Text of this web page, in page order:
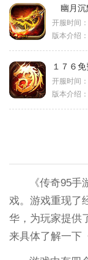
幽月
开服时间：
版本介绍：
１７６
开服时间：
版本介绍：
《传奇95
戏。游戏重现了
华，为玩家提供
来具体了解一下